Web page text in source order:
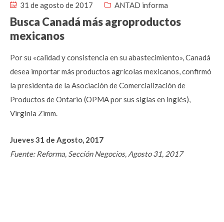
31 de agosto de 2017 ANTAD informa
Busca Canadá más agroproductos
mexicanos
Por su «calidad y consistencia en su abastecimiento», Canadá
desea importar más productos agrícolas mexicanos, confirmó
la presidenta de la Asociación de Comercialización de
Productos de Ontario (OPMA por sus siglas en inglés),
Virginia Zimm.
Jueves 31 de Agosto, 2017
Fuente: Reforma, Sección Negocios, Agosto 31, 2017